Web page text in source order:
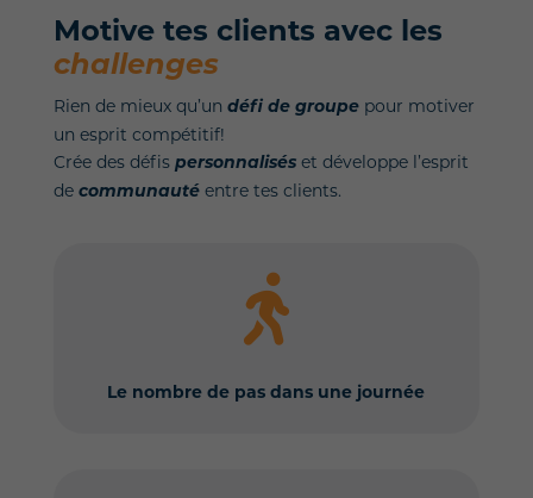
Motive tes clients avec les
challenges
Rien de mieux qu’un défi de groupepour motiver
un esprit compétitif!
Crée des défis personnaliséset développe l’esprit
de communautéentre tes clients.

Le nombre de pas dans une journée